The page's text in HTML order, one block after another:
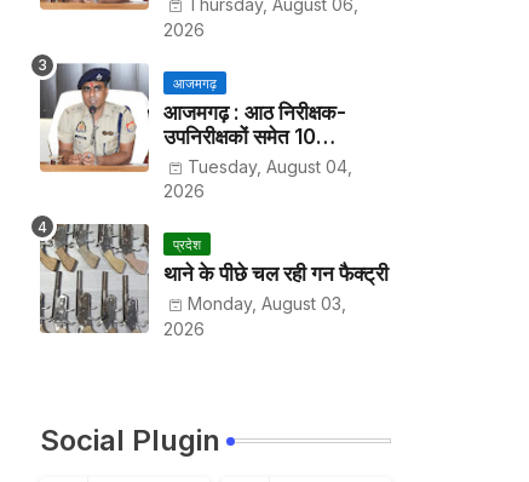
हाजिरी
Thursday, August 06,
2026
आजमगढ़
आजमगढ़ : आठ निरीक्षक-
उपनिरीक्षकों समेत 10
अधिकारियों के तबादले
Tuesday, August 04,
2026
प्रदेश
थाने के पीछे चल रही गन फैक्ट्री
Monday, August 03,
2026
Social Plugin